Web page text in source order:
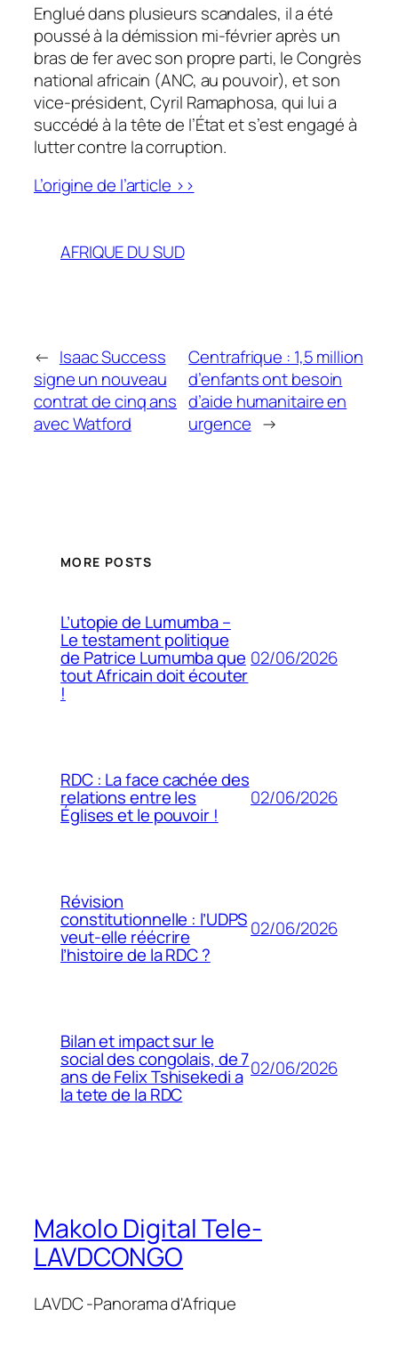
Englué dans plusieurs scandales, il a été
poussé à la démission mi-février après un
bras de fer avec son propre parti, le Congrès
national africain (ANC, au pouvoir), et son
vice-président, Cyril Ramaphosa, qui lui a
succédé à la tête de l’État et s’est engagé à
lutter contre la corruption.
L’origine de l’article >>
AFRIQUE DU SUD
← Isaac Success
signe un nouveau
contrat de cinq ans
avec Watford
Centrafrique : 1,5 million
d’enfants ont besoin
d’aide humanitaire en
urgence →
MORE POSTS
L’utopie de Lumumba –
Le testament politique
de Patrice Lumumba que
tout Africain doit écouter
!
02/06/2026
RDC : La face cachée des
relations entre les
Églises et le pouvoir !
02/06/2026
Révision
constitutionnelle : l’UDPS
veut-elle réécrire
l’histoire de la RDC ?
02/06/2026
Bilan et impact sur le
social des congolais, de 7
ans de Felix Tshisekedi a
la tete de la RDC
02/06/2026
Makolo Digital Tele-
LAVDCONGO
LAVDC -Panorama d'Afrique